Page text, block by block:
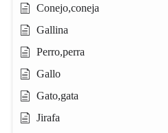
Conejo,coneja
Gallina
Perro,perra
Gallo
Gato,gata
Jirafa